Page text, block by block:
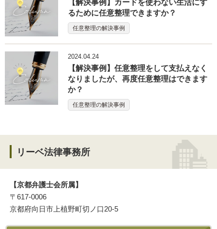
【解決事例】カードを使わない生活にす
るために任意整理できますか？
任意整理の解決事例
2024.04.24
【解決事例】任意整理をして支払えなく
なりましたが、再度任意整理はできます
か？
任意整理の解決事例
リーベ法律事務所
【京都弁護士会所属】
〒617-0006
京都府向日市上植野町切ノ口20-5